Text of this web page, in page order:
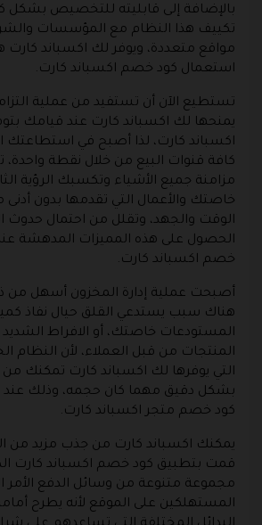
بالإضافة إلى قابليته للتخصيص بشكل
تكييف هذا النظام مع المؤسسات
مواقع متعددة، ويوفر لك اكسباند كارت
استعمال كود خصم اكسباند كارت.
تستطيع الآن أن تستفيد من عملية
يمنحها لك اكسباند كارت عند قيامك
اكسباند كارت، لذا أصبح في استطاعتك
كافة قنوات البيع من خلال نقطة
مزامنة جميع الأشياء وتكسبك الرؤية
خاصتك والأعمال التي تقدمها بدون
الوقت والجهد، وتقلل من احتمال حدوث
الحصول على هذه المميزات المدهشة
خصم اكسباند كارت.
أصبحت عملية إدارة المخزون أسهل من
هناك سبب يستدعي القلق حيال نفاذ
المستودعات خاصتك، أو الافراط
المنتجات من قبل العملاء، لأن النظام
التي يوفرها لك اكسباند كارت تمكنك من
بشكل دقيق مهما كان حجمه، وذلك عند
كود خصم متجر اكسباند كارت.
يمكنك اكسباند كارت من جذب مزيد من
قمت بتطبيق كود خصم اكسباند كارت
مجموعة متنوعة من وسائل الدفع الأمر
المستهلكين على الموقع لأنه يطرح